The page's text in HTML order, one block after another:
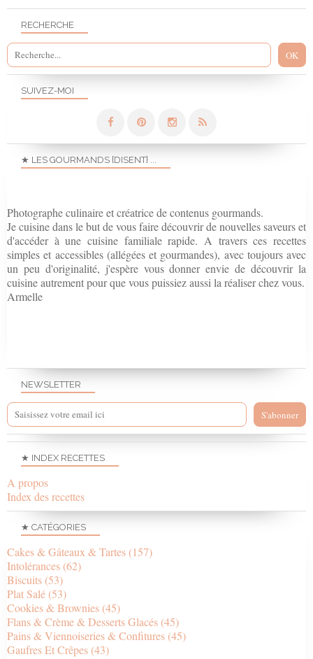
NEWSLETTER
SUIVEZ-MOI
RECHERCHE
★ INDEX RECETTES
A propos
Index des recettes
★ CATÉGORIES
Cakes & Gâteaux & Tartes (157)
Intolérances (62)
Biscuits (53)
Plat Salé (53)
Cookies & Brownies (45)
Flans & Crème & Desserts Glacés (45)
Pains & Viennoiseries & Confitures (45)
Gaufres Et Crêpes (43)
★ LES GOURMANDS {DISENT} ...
Photographe culinaire et créatrice de contenus gourmands.
Je cuisine dans le but de vous faire découvrir de nouvelles saveurs et
d'accéder à une cuisine familiale rapide. A travers ces recettes
simples et accessibles (allégées et gourmandes), avec toujours avec
un peu d'originalité, j'espère vous donner envie de découvrir la
cuisine autrement pour que vous puissiez aussi la réaliser chez vous.
Armelle